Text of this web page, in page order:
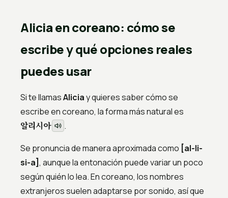
Alicia en coreano: cómo se
escribe y qué opciones reales
puedes usar
Si te llamasAliciay quieres saber cómo se
escribe en coreano, la forma más natural es
알리시아
.
Se pronuncia de manera aproximada como [al-li-
si-a], aunque la entonación puede variar un poco
según quién lo lea. En coreano, los nombres
extranjeros suelen adaptarse por sonido, así que